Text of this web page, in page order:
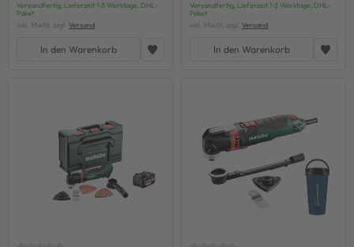
Versandfertig, Lieferzeit 1-3 Werktage, DHL-
Paket
inkl. MwSt. zzgl. Versand
In den Warenkorb
Versandfertig, Lieferzeit 1-3 Werktage, DHL-
Paket
inkl. MwSt. zzgl. Versand
In den Warenkorb